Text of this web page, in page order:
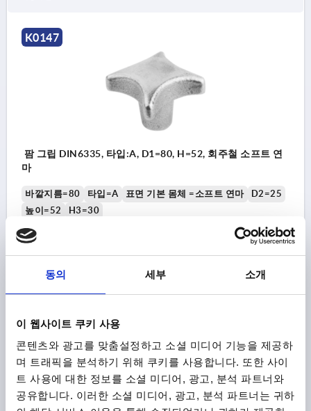
동의 세부 소개
이 웹사이트 쿠키 사용
콘텐츠와 광고를 맞춤설정하고 소셜 미디어 기능을 제공하
며 트래픽을 분석하기 위해 쿠키를 사용합니다. 또한 사이
트 사용에 대한 정보를 소셜 미디어, 광고, 분석 파트너와
공유합니다. 이러한 소셜 미디어, 광고, 분석 파트너는 귀하
K0147
팜 그립 DIN6335, 타입:A, D1=80, H=52, 회주철 소프트 연
마
바깥지름=80 타입=A 표면 기본 몸체 =소프트 연마
D2=25
높이=52
H3=30
주문 번호:
부가세 별도
세부 사항
K0147